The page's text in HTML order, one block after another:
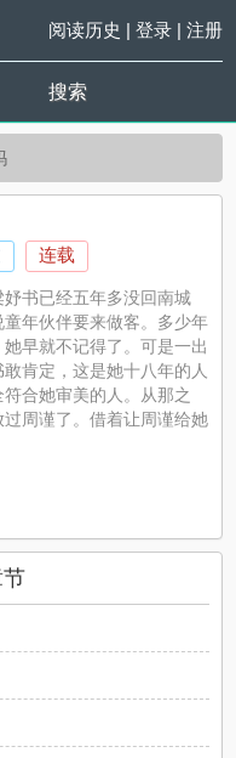
阅读历史 | 登录| 注册
搜索
连载
妤书已经五年多没回南城
年伙伴要来做客。多少年
早就不记得了。可是一出
肯定，这是她十八年的人
合她审美的人。从那之
周谨了。借着让周谨给她
，梁妤书扬起笑脸“周同
相俊朗的少年垂眸在草稿
作的情欲小说，耽美小
并且提供无弹窗阅读，书
代表耽美小说赞同或者
节